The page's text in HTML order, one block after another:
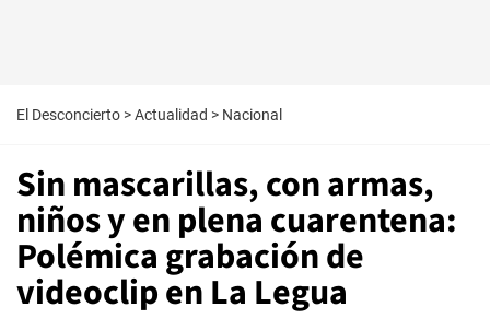
El Desconcierto >Actualidad > Nacional
Sin mascarillas, con armas,
niños y en plena cuarentena:
Polémica grabación de
videoclip en La Legua